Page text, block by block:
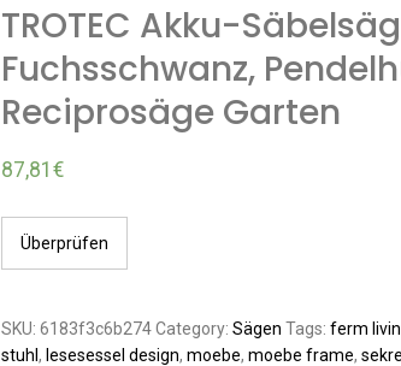
TROTEC Akku-
Fuchsschwanz,
Reciprosäge Garten
87,81 €
Überprüfen
SKU: 6183f3c6b274Category: Sägen Tags: ferm
stuhl , lesesessel design, moebe, moebe frame,